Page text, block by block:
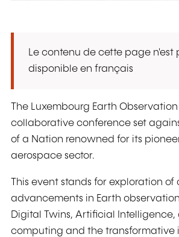
Le contenu de cette page n'est
disponible en français
The Luxembourg Earth Observation
collaborative conference set
of a Nation renowned for its
aerospace sector.
This event stands for exploration
advancements in Earth
Digital Twins, Artificial Intelligence,
computing and the transformative